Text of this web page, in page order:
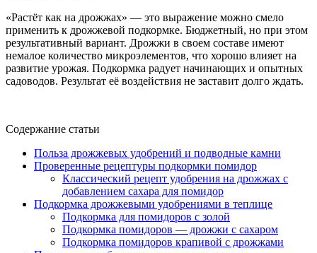
«Растёт как на дрожжах» — это выражение можно смело
применить к дрожжевой подкормке. Бюджетный, но при этом
результативный вариант. Дрожжи в своем составе имеют
немалое количество микроэлементов, что хорошо влияет на
развитие урожая. Подкормка радует начинающих и опытных
садоводов. Результат её воздействия не заставит долго ждать.
Содержание статьи
Польза дрожжевых удобрений и подводные камни
Проверенные рецептуры подкормки помидор
Классический рецепт удобрения на дрожжах с
добавлением сахара для помидор
Подкормка дрожжевыми удобрениями в теплице
Подкормка для помидоров с золой
Подкормка помидоров — дрожжи с сахаром
Подкормка помидоров крапивой с дрожжами